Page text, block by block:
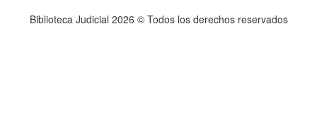
Biblioteca Judicial 2026 © Todos los derechos reservados